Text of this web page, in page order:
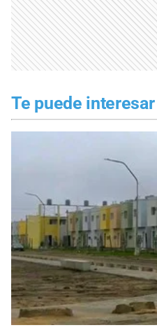
Te puede interesar